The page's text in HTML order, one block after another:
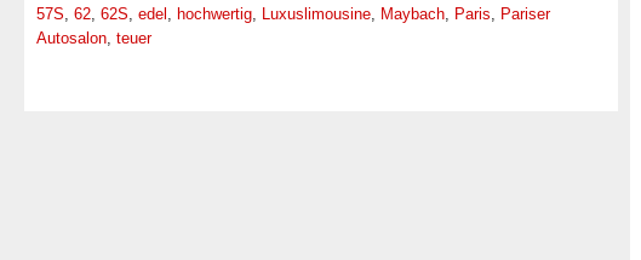
57S, 62, 62S, edel , hochwertig, Luxuslimousine, Maybach, Paris, Pariser
Autosalon, teuer